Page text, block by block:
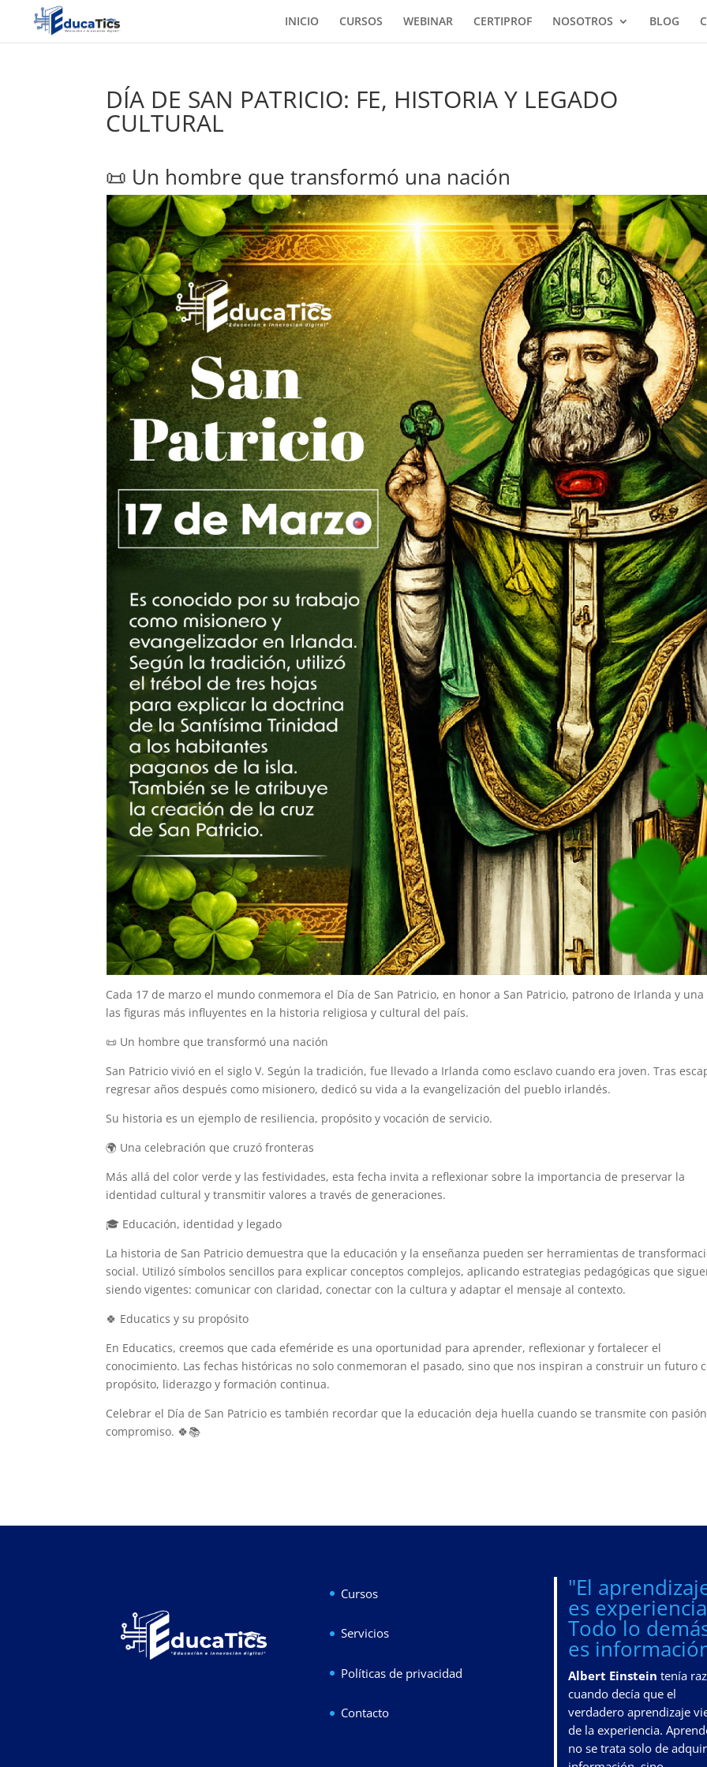
INICIO CURSOS WEBINAR CERTIPROF NOSOTROS BLOG
DÍA DE SAN PATRICIO: FE, HISTORIA Y LEGADO
CULTURAL
📜 Un hombre que transformó una nación
Cada 17 de marzo el mundo conmemora el Día de San Patricio, en honor a San Patricio, patrono de Irlanda y una
las figuras más influyentes en la historia religiosa y cultural del país.
📜 Un hombre que transformó una nación
San Patricio vivió en el siglo V. Según la tradición, fue llevado a Irlanda como esclavo cuando era joven. Tras
regresar años después como misionero, dedicó su vida a la evangelización del pueblo irlandés.
Su historia es un ejemplo de resiliencia, propósito y vocación de servicio.
🌍 Una celebración que cruzó fronteras
Más allá del color verde y las festividades, esta fecha invita a reflexionar sobre la importancia de preservar la
identidad cultural y transmitir valores a través de generaciones.
🎓 Educación, identidad y legado
La historia de San Patricio demuestra que la educación y la enseñanza pueden ser herramientas de
social. Utilizó símbolos sencillos para explicar conceptos complejos, aplicando estrategias pedagógicas que
siendo vigentes: comunicar con claridad, conectar con la cultura y adaptar el mensaje al contexto.
🍀 Educatics y su propósito
En Educatics, creemos que cada efeméride es una oportunidad para aprender, reflexionar y fortalecer el
conocimiento. Las fechas históricas no solo conmemoran el pasado, sino que nos inspiran a construir un futuro
propósito, liderazgo y formación continua.
Celebrar el Día de San Patricio es también recordar que la educación deja huella cuando se transmite con
compromiso. 🍀📚
Cursos
Servicios
Políticas de privacidad
Contacto
"El
es
Todo lo
es
Albert Einstein tenía
cuando decía que el
verdadero aprendizaje
de la experiencia.
no se trata solo de